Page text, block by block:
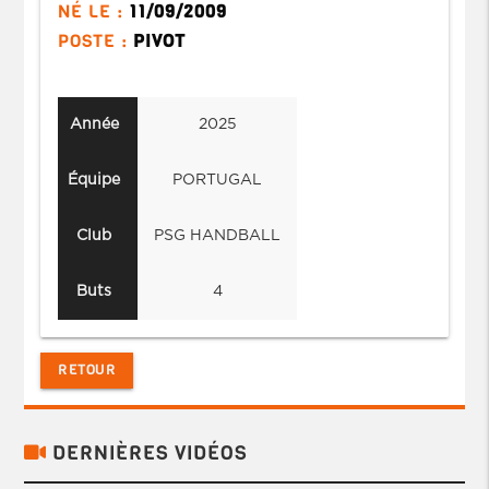
NÉ LE : 11/09/2009
POSTE : PIVOT
Année
Équipe
Club
Buts
2025
PORTUGAL
PSG HANDBALL
4
RETOUR
DERNIÈRES VIDÉOS